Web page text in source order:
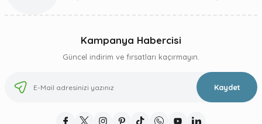
Kampanya Habercisi
Güncel indirim ve fırsatları kaçırmayın.
Kaydet